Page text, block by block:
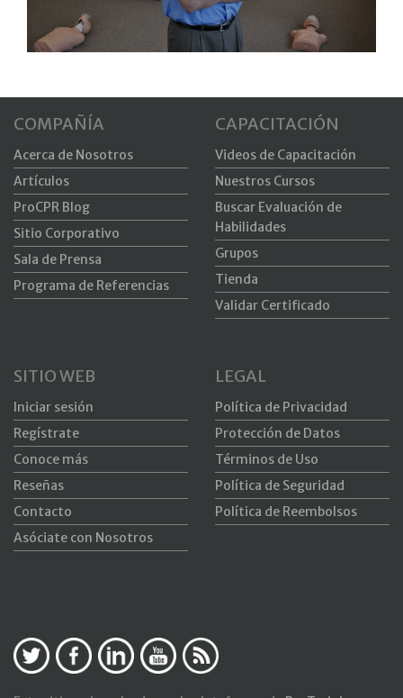
COMPAÑÍA
Acerca de Nosotros
Artículos
ProCPR Blog
Sitio Corporativo
Sala de Prensa
Programa de Referencias
CAPACITACIÓN
Videos de Capacitación
Nuestros Cursos
Buscar Evaluación de
Habilidades
Grupos
Tienda
Validar Certificado
SITIO WEB
Iniciar sesión
Regístrate
Conoce más
Reseñas
Contacto
Asóciate con Nosotros
LEGAL
Política de Privacidad
Protección de Datos
Términos de Uso
Política de Seguridad
Política de Reembolsos